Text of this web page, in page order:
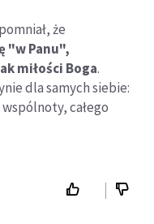
że
"w Panu",
miłości Boga.
dla samych siebie:
wspólnoty, całego